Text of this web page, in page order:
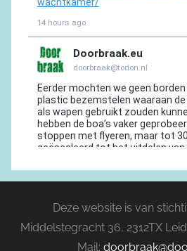
Deze website is van
Middelstegracht 36, 2312TX
Mail: